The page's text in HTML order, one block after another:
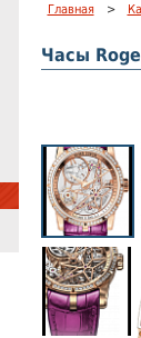
Главная >
Часы